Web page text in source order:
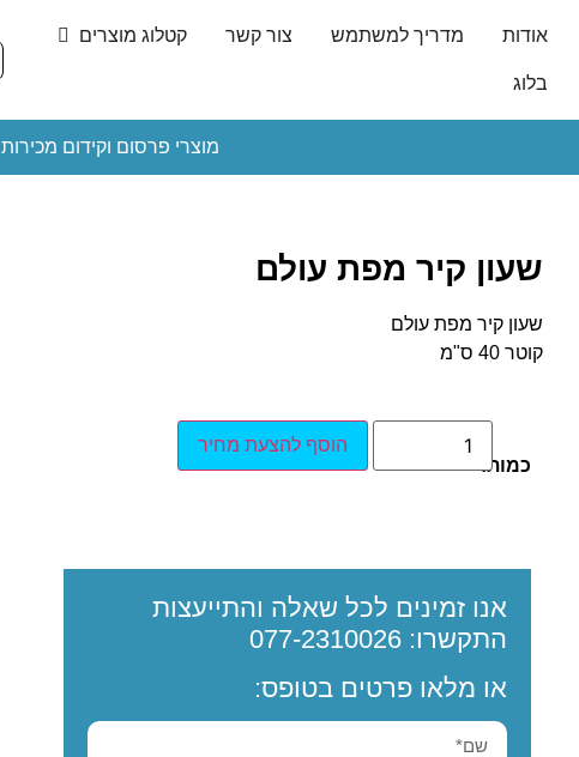
אודות מדריך למשתמש צור קשר קטלוג מוצרים
בלוג
מוצרי פרסום וקידום מכירות
שעון קיר מפת עולם
שעון קיר מפת עולם
קוטר 40 ס"מ
כמות:
הוסף להצעת מחיר
אנו זמינים לכל שאלה והתייעצות
התקשרו: 077-2310026
או מלאו פרטים בטופס: